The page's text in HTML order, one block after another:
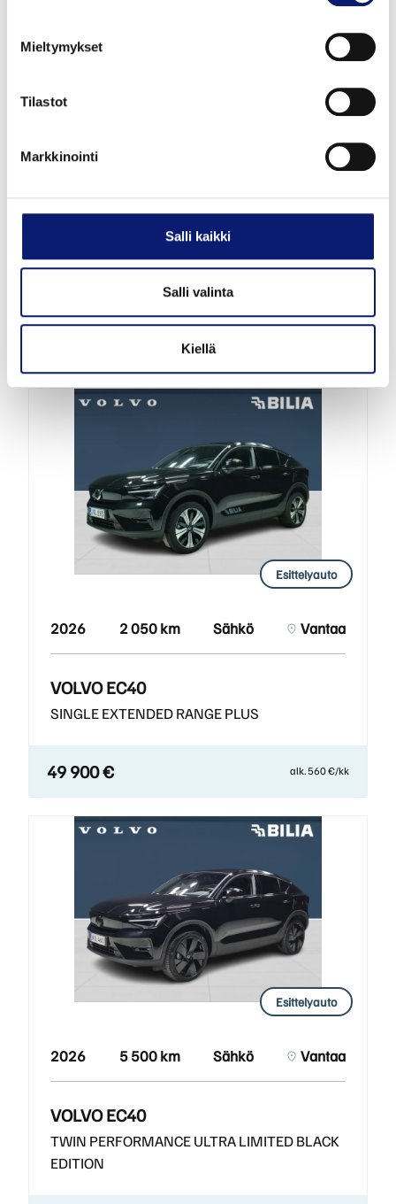
Mieltymykset
Tilastot
Markkinointi
Salli kaikki
Salli valinta
Kiellä
Uusi auto
2027 1 km Sähkö Vantaa
VOLVO EC40
Esittelyauto
2026 2 050 km Sähkö Vantaa
VOLVO EC40
SINGLE EXTENDED RANGE PLUS
49 900 € alk. 560 €/kk
Esittelyauto
2026 5 500 km Sähkö Vantaa
VOLVO EC40
TWIN PERFORMANCE ULTRA LIMITED BLACK
EDITION